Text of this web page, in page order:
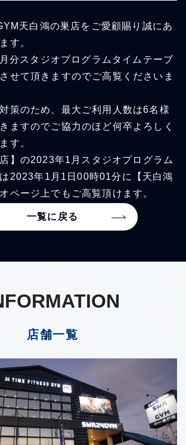
天白鴻の巣店をご愛顧賜り誠にあ
す。
分スタジオプログラムタイムテーブ
せて頂きますのでご高覧くださいま
策のため、最大ご利用人数は6名様
ますのでご協力のほど何卒よろしく
す。
】の2023年1月スタジオプログラム
2023年1月1日00時01分に【天白鴻
ページ上でもご高覧頂けます。
一覧に戻る
店舗一覧